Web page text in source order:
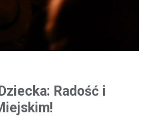
Radość i